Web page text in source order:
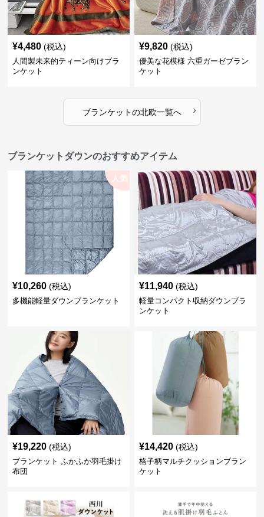
¥4,480 (税込)
人間製未来的ティーン向けブラ
ンケット
¥9,820 (税込)
優美な花模様 六重ガーゼブラン
ケット
ブランケットの北欧一覧へ ›
ブランケットダウンのおすすめアイテム
人気
¥10,260 (税込)
多機能軽量ダウンブランケット
¥11,940 (税込)
軽量コンパクト収納ダウンブラ
ンケット
¥19,220 (税込)
ブランケット ふかふか羽毛掛け
布団
¥14,420 (税込)
格子柄マルチクッションブラン
ケット